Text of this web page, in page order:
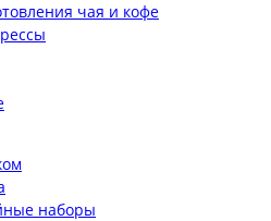
чая и кофе
наборы